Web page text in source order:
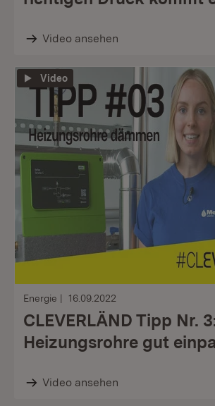
Video ansehen
Video
Energie 16.09.2022
CLEVERLÄND Tipp Nr.
Heizungsrohre gut
Video ansehen